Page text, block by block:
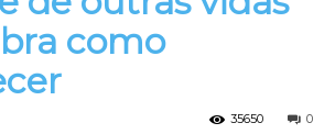
como
0
35650